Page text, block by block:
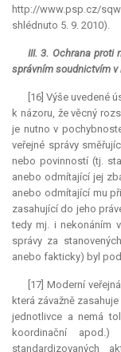
http://www.psp.cz/
shlédnuto 5. 9. 2010).
III. 3. Ochrana proti
správním soudnictvím v
[16] Výše uvedené
k názoru, že věcný
je nutno v
veřejné správy
nebo povinností (tj.
anebo odmítající jej
anebo odmítající mu
zasahující do jeho
tedy mj. i nekonáním
správy za
anebo fakticky) byl
[17] Moderní
která závažně
jednotlivce a nemá
koordinační
standardizovaných